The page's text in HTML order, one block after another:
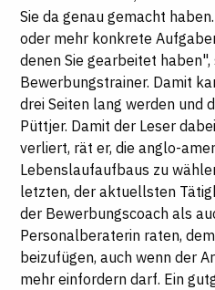
Sie da genau gemacht
oder mehr konkrete
denen Sie gearbeitet haben",
Bewerbungstrainer. Damit
drei Seiten lang werden und
Püttjer. Damit der Leser
verliert, rät er, die anglo-
Lebenslaufaufbaus zu
letzten, der aktuellsten
der Bewerbungscoach als
Personalberaterin raten,
beizufügen, auch wenn der
mehr einfordern darf. Ein